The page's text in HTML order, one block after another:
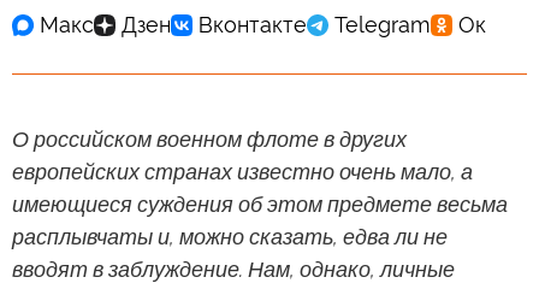
О российском военном флоте в других
европейских странах известно очень мало, а
имеющиеся суждения об этом предмете весьма
расплывчаты и, можно сказать, едва ли не
вводят в заблуждение. Нам, однако, личные